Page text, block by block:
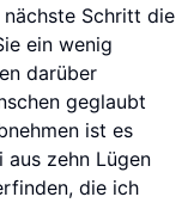
Schritt die
ein wenig
darüber
geglaubt
ist es
zehn Lügen
die ich